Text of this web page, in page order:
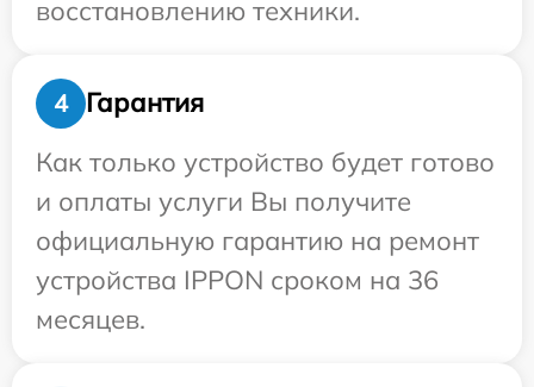
восстановлению техники.
4
Гарантия
Как только устройство будет готово
и оплаты услуги Вы получите
официальную гарантию на ремонт
устройства IPPON сроком на 36
месяцев.